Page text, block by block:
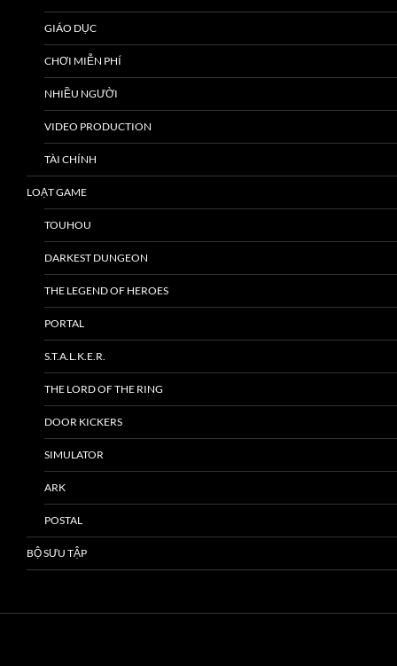
GIÁO DỤC
CHƠI MIỄN PHÍ
NHIỀU NGƯỜI
VIDEO PRODUCTION
TÀI CHÍNH
LOẠT GAME
TOUHOU
DARKEST DUNGEON
THE LEGEND OF HEROES
PORTAL
S.T.A.L.K.E.R.
THE LORD OF THE RING
DOOR KICKERS
SIMULATOR
ARK
POSTAL
BỘ SƯU TẬP